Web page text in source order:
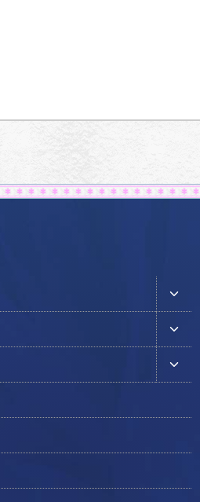
子
メ
ニ
ュ
切
替
子
メ
ニ
ュ
切
替
子
メ
ュ
切